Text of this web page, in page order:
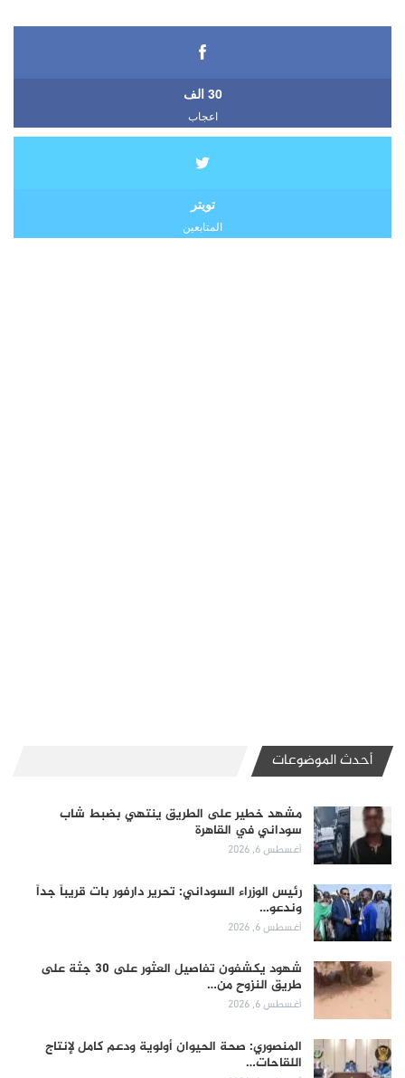
30 الف
اعجاب
تويتر
المتابعين
أحدث الموضوعات
مشهد خطير على الطريق ينتهي بضبط شاب
سوداني في القاهرة
أغسطس 6, 2026
رئيس الوزراء السوداني: تحرير دارفور بات قريباً جداً
وندعو…
أغسطس 6, 2026
شهود يكشفون تفاصيل العثور على 30 جثة على
طريق النزوح من…
أغسطس 6, 2026
المنصوري: صحة الحيوان أولوية ودعم كامل لإنتاج
اللقاحات…